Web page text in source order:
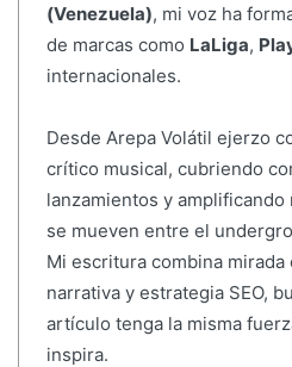
(Venezuela), mi voz ha
de marcas como LaLiga,
internacionales.
Desde Arepa Volátil ejerzo
crítico musical, cubriendo
lanzamientos y
se mueven entre el
Mi escritura combina
narrativa y estrategia SEO,
artículo tenga la misma
inspira.